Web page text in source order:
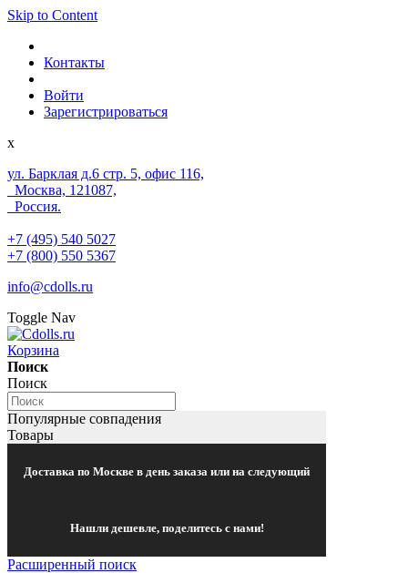
Skip to Content
Контакты
Войти
Зарегистрироваться
x
ул. Барклая д.6 стр. 5, офис 116,
Москва, 121087,
Россия.
+7 (495) 540 5027
+7 (800) 550 5367
info@cdolls.ru
Toggle Nav
Корзина
Поиск
Поиск
Популярные совпадения
Товары
Доставка по Москве в день заказа или на следующий
Нашли дешевле, поделитесь с нами!
Расширенный поиск